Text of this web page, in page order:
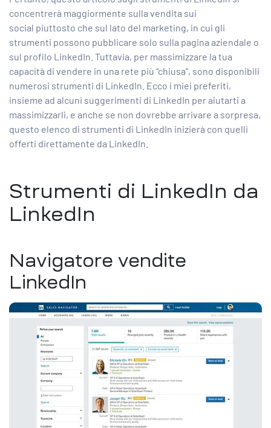
concentrerà maggiormente sulla vendita sui
social piuttosto che sul lato del marketing, in cui gli
strumenti possono pubblicare solo sulla pagina aziendale o
sul profilo LinkedIn. Tuttavia, per massimizzare la tua
capacità di vendere in una rete più “chiusa”, sono disponibili
numerosi strumenti di LinkedIn. Ecco i miei preferiti,
insieme ad alcuni suggerimenti di LinkedIn per aiutarti a
massimizzarli, e anche se non dovrebbe arrivare a sorpresa,
questo elenco di strumenti di LinkedIn inizierà con quelli
offerti direttamente da LinkedIn.
Strumenti di LinkedIn da
LinkedIn
Navigatore vendite
LinkedIn